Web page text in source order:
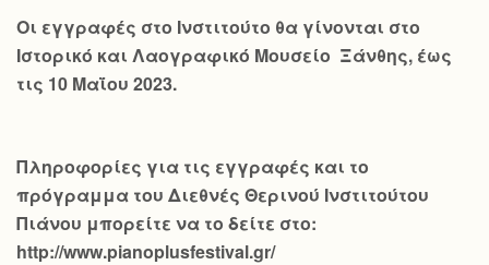
Οι εγγραφές στο Ινστιτούτο θα γίνονται στο
Ιστορικό και Λαογραφικό Μουσείο Ξάνθης, έως
τις 10 Μαΐου 2023.
Πληροφορίες για τις εγγραφές και το
πρόγραμμα του Διεθνές Θερινού Ινστιτούτου
Πιάνου μπορείτε να το δείτε στο:
http://www.pianoplusfestival.gr/